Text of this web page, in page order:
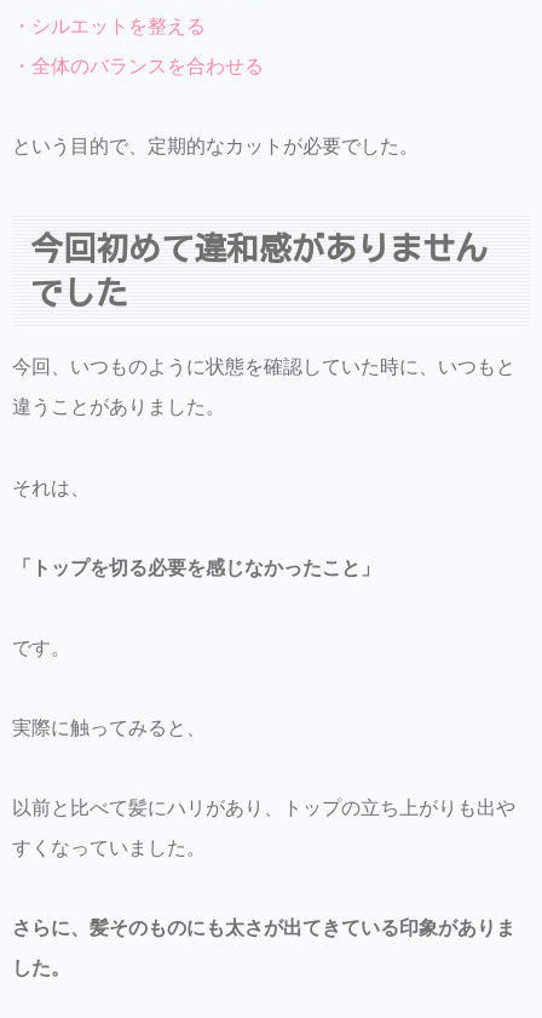
・シルエットを整える
・全体のバランスを合わせる
という目的で、定期的なカットが必要でした。
今回初めて違和感がありません
でした
今回、いつものように状態を確認していた時に、いつもと
違うことがありました。
それは、
「トップを切る必要を感じなかったこと」
です。
実際に触ってみると、
以前と比べて髪にハリがあり、トップの立ち上がりも出や
すくなっていました。
さらに、髪そのものにも太さが出てきている印象がありま
した。